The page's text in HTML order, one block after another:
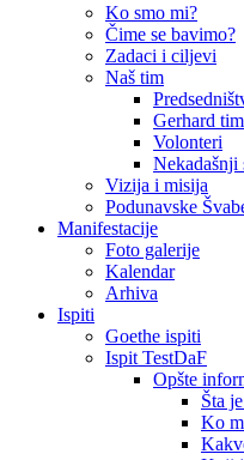
Ko smo mi?
Čime se bavimo?
Zadaci i ciljevi
Naš tim
Gerhard tim
Volonteri
Nekadašnji
Vizija i misija
Podunavske
Manifestacije
Foto galerije
Kalendar
Arhiva
Ispiti
Goethe ispiti
Ispit TestDaF
Opšte
Šta
Ko